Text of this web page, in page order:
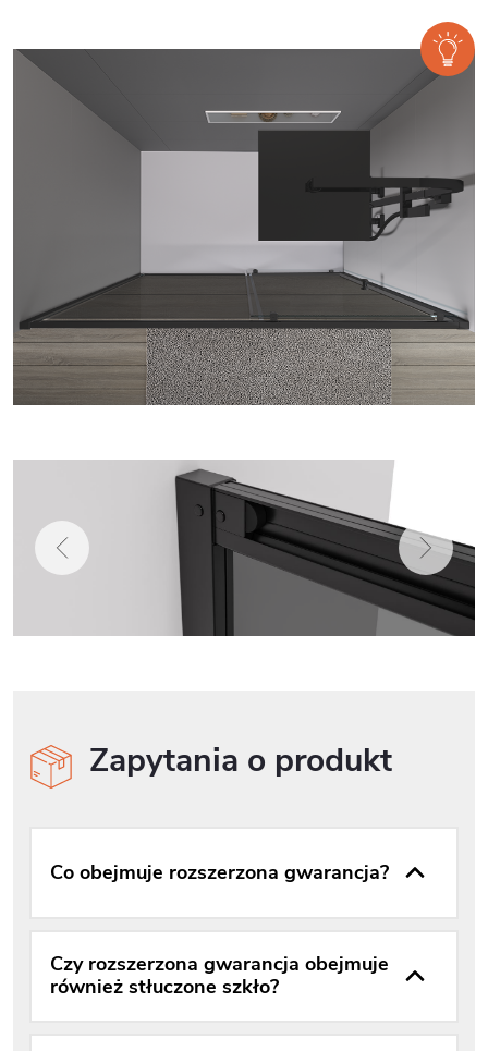
Zapytania o produkt
Co obejmuje rozszerzona gwarancja?
Czy rozszerzona gwarancja obejmuje
również stłuczone szkło?